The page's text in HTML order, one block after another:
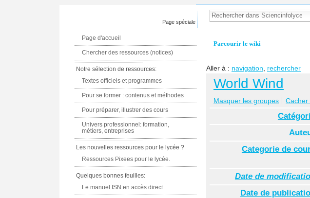
Parcourir le wiki
Aller à : navigation rechercher
World Wind
Masquer les groupes Cacher
Categorie de
Date de
Date de
Page spéciale
Page d'accueil
Chercher des ressources (notices)
Notre sélection de ressources:
Textes officiels et programmes
Pour se former : contenus et méthodes
Pour préparer, illustrer des cours
Univers professionnel: formation,
métiers, entreprises
Les nouvelles ressources pour le lycée ?
Ressources Pixees pour le lycée.
Quelques bonnes feuilles:
Le manuel ISN en accès direct